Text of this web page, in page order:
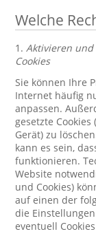
Welche
1.Aktivieren und
Cookies
Sie können Ihre
Internet häufig
anpassen.
gesetzte
Gerät) zu
kann es sein,
funktionieren.
Website
und Cookies)
auf einen der
die
eventuell